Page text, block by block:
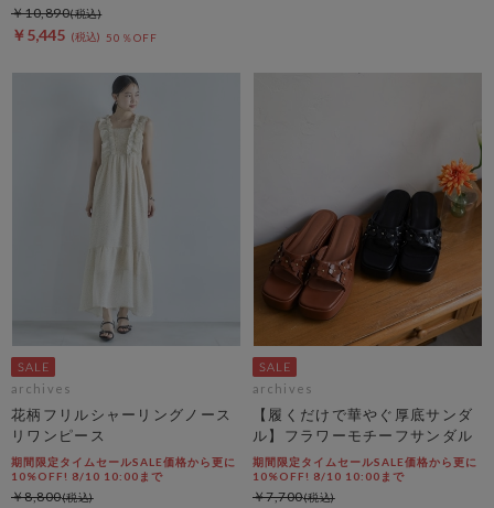
￥5,445 50％OFF
￥10,890
archives
花柄フリルシャーリングノース
リワンピース
期間限定タイムセールSALE価格から更に
10%OFF! 8/10 10:00まで
￥8,800
archives
【履くだけで華やぐ厚底サンダ
ル】フラワーモチーフサンダル
期間限定タイムセールSALE価格から更に
10%OFF! 8/10 10:00まで
￥7,700